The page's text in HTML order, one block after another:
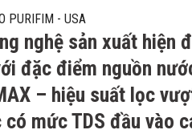
nghệ sản xuất hiện
đặc điểm nguồn
– hiệu suất lọc
mức TDS đầu vào